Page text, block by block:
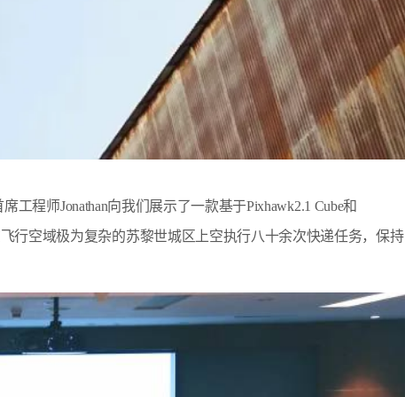
工程师Jonathan向我们展示了一款基于Pixhawk2.1 Cube和
行空域极为复杂的苏黎世城区上空执行八十余次快递任务，保持